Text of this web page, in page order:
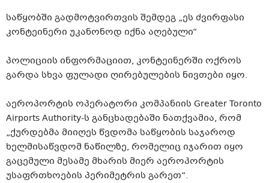
საწყობში გადმოტვირთვის შემდეგ „ეს ძვირფასი
კონტეინერი უკანონოდ იქნა აღებული“
პოლიციის ინფორმაციით, კონტეინერში ოქროს
გარდა სხვა ფულადი ღირებულების ნივთები იყო.
აეროპორტის ოპერატორი კომპანიის Greater Toronto
Airports Authority-ს განცხადებაში ნათქვამია, რომ
„ქურდებმა მიიღეს წვდომა საწყობის საჯაროდ
ხელმისაწვდომ ნაწილზე, რომელიც იჯარით იყო
გაცემული მესამე მხარის მიერ აეროპორტის
უსაფრთხოების პერიმეტრის გარეთ“.